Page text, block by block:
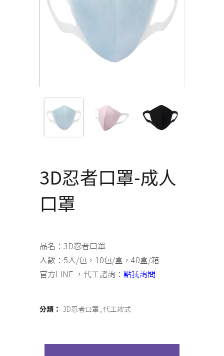
3D忍者口罩-成人
口罩
品名：3D忍者口罩
入數：5入/包，10包/盒，40盒/箱
官方LINE ，代工諮詢： 點我詢問
分類： 3D忍者口罩 代工款式